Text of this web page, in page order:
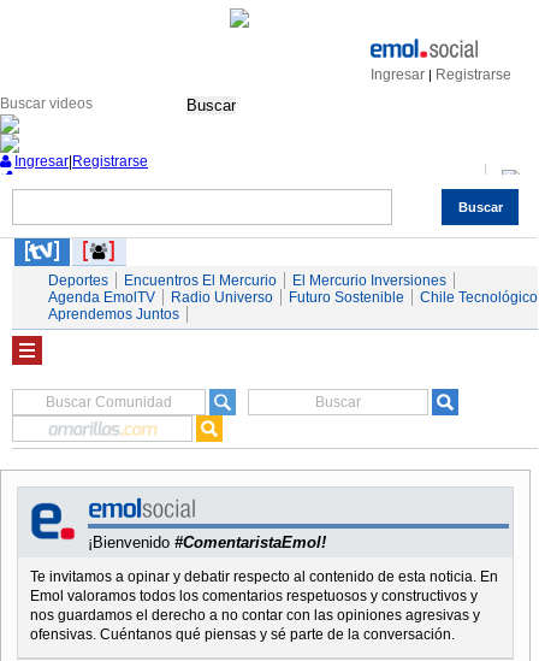
Ingresar | Registrarse
Buscar
Buscar
Ingresar Registrarse
Servicios
Deportes Encuentros El Mercurio
El Mercurio Inversiones
Agenda EmolTV
Radio Universo Futuro Sostenible
Chile Tecnológico
Aprendemos Juntos
¡Bienvenido #ComentaristaEmol!
Te invitamos a opinar y debatir respecto al contenido de esta noticia. En
Emol valoramos todos los comentarios respetuosos y constructivos y
nos guardamos el derecho a no contar con las opiniones agresivas y
ofensivas. Cuéntanos qué piensas y sé parte de la conversación.